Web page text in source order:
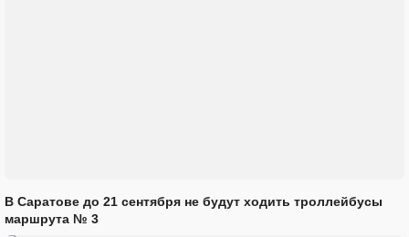
В Саратове до 21 сентября не будут ходить троллейбусы
маршрута № 3